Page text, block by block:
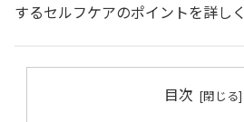
するセルフケアのポイントを詳し
目次